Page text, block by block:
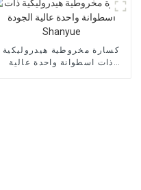
كسارة مخروطية هيدروليكية
ذات اسطوانة واحدة عالية